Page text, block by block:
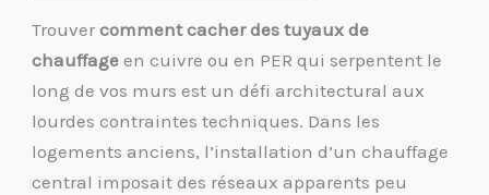
Trouvercomment cacher des tuyaux de
chauffage en cuivre ou en PER qui serpentent le
long de vos murs est un défi architectural aux
lourdes contraintes techniques. Dans les
logements anciens, l’installation d’un chauffage
central imposait des réseaux apparents peu